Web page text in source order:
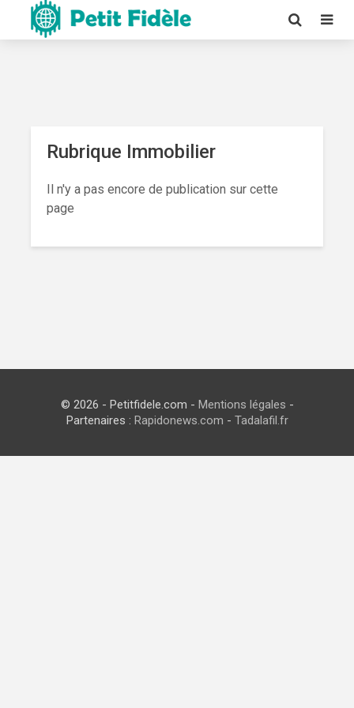
Rubrique Immobilier
Il n'y a pas encore de publication sur cette
page
© 2026 - Petitfidele.com - Mentions légales -
Partenaires : Rapidonews.com - Tadalafil.fr